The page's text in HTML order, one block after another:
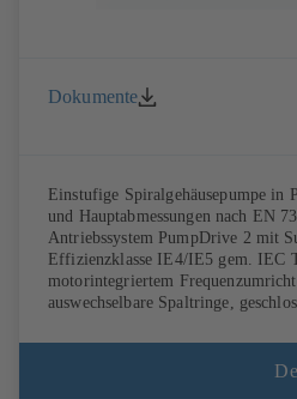
Dokumente
Einstufige Spiralgehäusepumpe in
und Hauptabmessungen nach EN
Antriebssystem PumpDrive 2 mit
Effizienzklasse IE4/IE5 gem. IEC
motorintegriertem
auswechselbare Spaltringe,
EN 12756, Welle im Bereich der
Wellenschutzhülse. Die